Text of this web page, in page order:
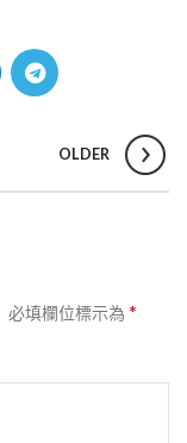
OLDER
必填欄位標示為 *